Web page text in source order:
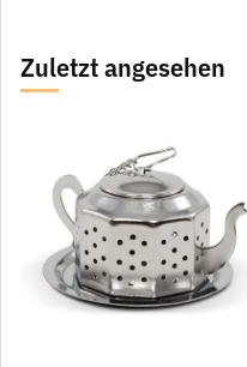
Zuletzt angesehen